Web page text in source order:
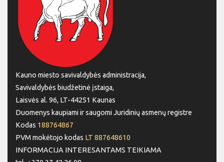
Kauno miesto savivaldybės administracija,
Savivaldybės biudžetinė įstaiga,
Laisvės al. 96, LT-44251 Kaunas
Duomenys kaupiami ir saugomi Juridinių asmenų registre
Kodas 188764867
PVM mokėtojo kodas LT 887648610
INFORMACIJA INTERESANTAMS TEIKIAMA